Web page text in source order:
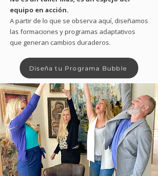
equipo en acción.
A partir de lo que se observa aquí, diseñamos
las formaciones y programas adaptativos
que generan cambios duraderos.
Diseña tu Programa Bubble